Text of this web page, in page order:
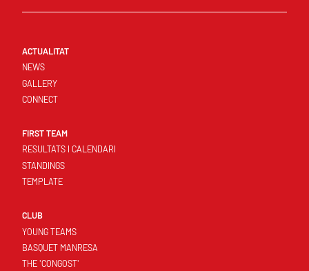
ACTUALITAT
NEWS
GALLERY
CONNECT
FIRST TEAM
RESULTATS I CALENDARI
STANDINGS
TEMPLATE
CLUB
YOUNG TEAMS
BASQUET MANRESA
THE 'CONGOST'